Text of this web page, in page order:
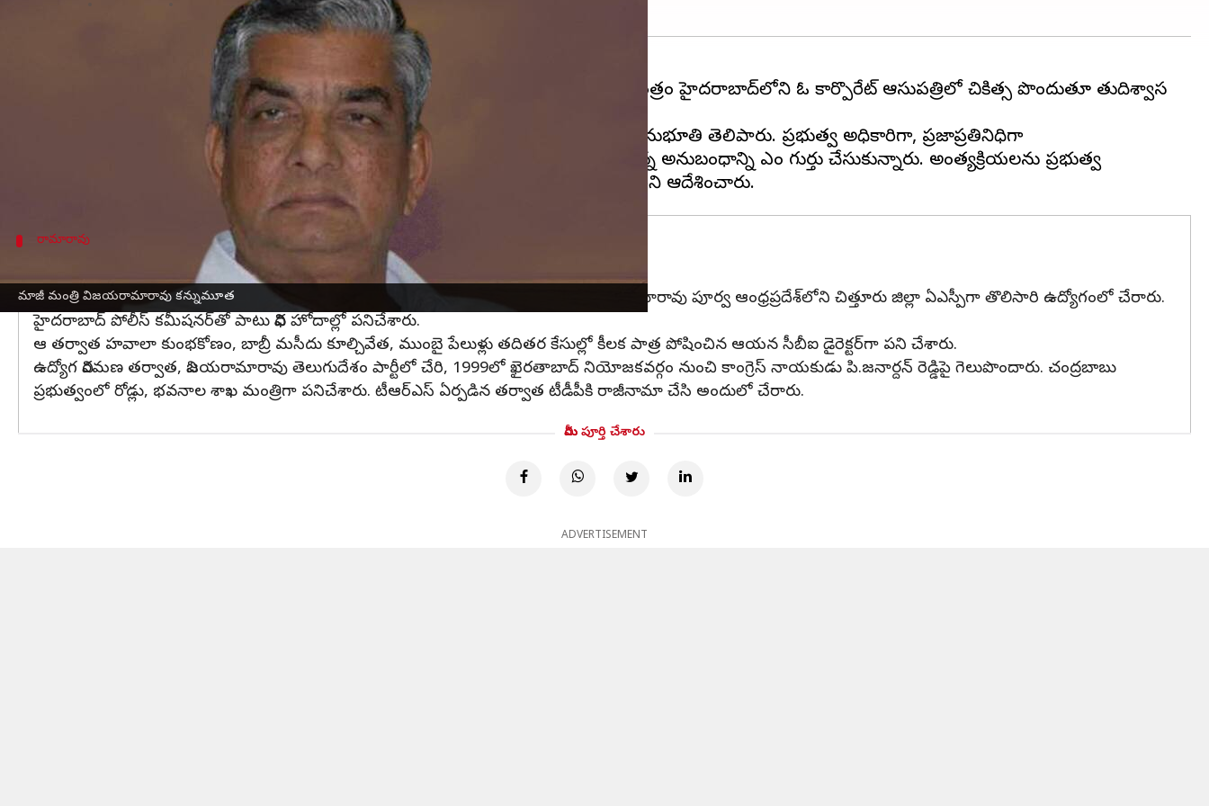
మాజీ మంత్రి విజయరామారావు కన్నుమూత
మాజీ మంత్రి విజయరామారావు(84) కన్నుమూశారు. సోమవారం సాయంత్రం హైదరాబాద్‌లోని ఓ కార్పొరేట్ ఆసుపత్రిలో చికిత్స పొందుతూ తుదిశ్వాస
విడిచారు. బ్రెయిన్ స్ట్రోక్‌తో విజయరామారావు మరణించినట్లు కుటుంబ సభ్యులు తెలిపారు.
విజయరామారావు మృతి పట్ల సీఎం కేసీఆర్దిగ్భ్రాంతిని వ్యక్తం చేశారు. కుటుంబ సభ్యులకు సానుభూతి తెలిపారు. ప్రభుత్వ అధికారిగా, ప్రజాప్రతినిధిగా
విజయరామారావు చేసిన సేవలు అభినందనీయమని అన్నారు. విజయరామారావుతో తనకున్న అనుబంధాన్ని సీఎం గుర్తు చేసుకున్నారు. అంత్యక్రియలను ప్రభుత్వ
రామారావు
చంద్రబాబు ప్రభుత్వం మంత్రిగా పనిచేసిన విజయరామారావు
విజయరామారావు స్వస్థలం వరంగల్ జిల్లా ఏటూరునాగారం. 1959 బ్యాచ్ ఐపీఎస్ అధికారి. విజయరామారావు పూర్వ ఆంధ్రప్రదేశ్‌లోని చిత్తూరు జిల్లా ఏఎస్పీగా తొలిసారి ఉద్యోగంలో చేరారు.
హైదరాబాద్ పోలీస్ కమీషనర్‌తో పాటు వివిధ హోదాల్లో పనిచేశారు.
ఆ తర్వాత హవాలా కుంభకోణం, బాబ్రీ మసీదు కూల్చివేత, ముంబై పేలుళ్లు తదితర కేసుల్లో కీలక పాత్ర పోషించిన ఆయన సీబీఐ డైరెక్టర్‌గా పని చేశారు.
ఉద్యోగ విరమణ తర్వాత, విజయరామారావు తెలుగుదేశం పార్టీలో చేరి, 1999లో ఖైరతాబాద్ నియోజకవర్గం నుంచి కాంగ్రెస్ నాయకుడు పి.జనార్దన్ రెడ్డిపై గెలుపొందారు. చంద్రబాబు
ప్రభుత్వంలో రోడ్లు, భవనాల శాఖ మంత్రిగా పనిచేశారు. టీఆర్ఎస్ ఏర్పడిన తర్వాత టీడీపీకి రాజీనామా చేసి అందులో చేరారు.
మీరు పూర్తి చేశారు
ADVERTISEMENT